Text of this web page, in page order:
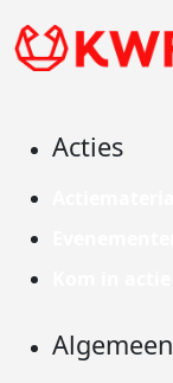
Acties
Algemeen